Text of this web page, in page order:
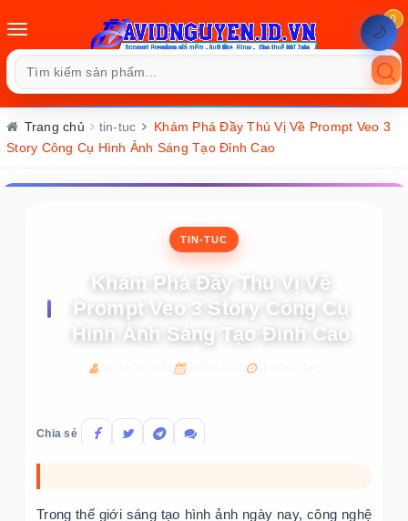
🌙
Toggle
navigation
0
Trang chủ tin-tuc
Khám Phá Đầy Thú Vị Về Prompt Veo 3
Story Công Cụ Hình Ảnh Sáng Tạo Đỉnh Cao
TIN-TUC
Khám Phá Đầy Thú Vị Về
Prompt Veo 3 Story Công Cụ
Hình Ảnh Sáng Tạo Đỉnh Cao
David Nguyễn 08/08/2026 11 phút đọc
Chia sẻ
Trong thế giới sáng tạo hình ảnh ngày nay, công nghệ